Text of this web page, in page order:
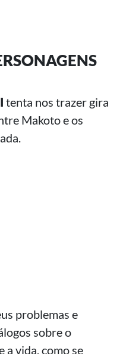
tenta nos trazer gira
Makoto e os
problemas e
sobre o
a vida, como se